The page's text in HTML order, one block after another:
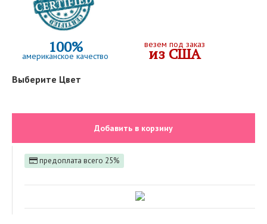
100%
американское качество
везем под заказ
из США
Выберите Цвет
Добавить в корзину
предоплата всего 25%